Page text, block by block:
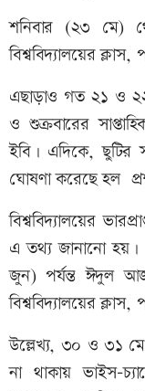
শনিবার (২৩ মে)
বিশ্ববিদ্যালয়ের
এছাড়াও গত ২১ ও
ও শুক্রবারের
ইবি। এদিকে,
ঘোষণা করেছে হল
বিশ্ববিদ্যালয়ের
এ তথ্য জানানো হয়।
জুন) পর্যন্ত ঈদুল
বিশ্ববিদ্যালয়ের
উল্লেখ্য, ৩০ ও ৩১ মে
না থাকায় ভাইস-